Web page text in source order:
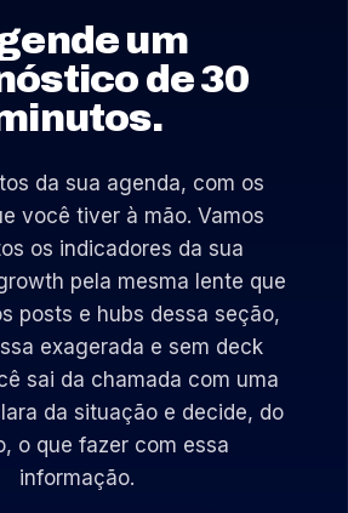
um
de 30
da sua agenda, com os
você tiver à mão. Vamos
os indicadores da sua
pela mesma lente que
posts e hubs dessa seção,
exagerada e sem deck
sai da chamada com uma
da situação e decide, do
o que fazer com essa
informação.